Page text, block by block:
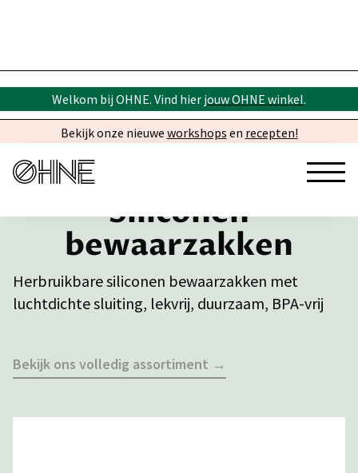
Welkom bij OHNE. Vind hier jouw OHNE winkel.
Bekijk onze nieuwe workshops en recepten!
Siliconen
bewaarzakken
Herbruikbare siliconen bewaarzakken met
luchtdichte sluiting, lekvrij, duurzaam, BPA-vrij
Bekijk ons volledig assortiment →